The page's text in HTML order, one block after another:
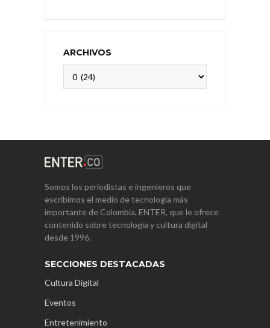
ARCHIVOS
Somos los periodistas e ingenieros que
escribimos el medio de tecnología más
importante de Colombia, ENTER, que le ofrece
contenido sobre tecnología y cultura digital
desde 1996.
SECCIONES DESTACADAS
Cultura Digital
Eventos
Entretenimiento